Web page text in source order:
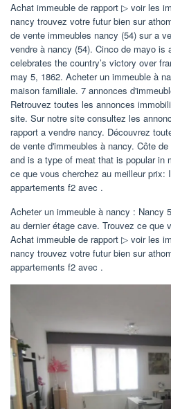
Achat immeuble de rapport ▷ voir les
nancy trouvez votre futur bien sur
de vente immeubles nancy (54) sur a
vendre à nancy (54). Cinco de mayo is
celebrates the country’s victory over
may 5, 1862. Acheter un immeuble à
maison familiale. 7 annonces
Retrouvez toutes les annonces
site. Sur notre site consultez les
rapport a vendre nancy. Découvrez
de vente d'immeubles à nancy. Côte
and is a type of meat that is popular in
ce que vous cherchez au meilleur prix:
appartements f2 avec .
Acheter un immeuble à nancy : Nancy
au dernier étage cave. Trouvez ce que
Achat immeuble de rapport ▷ voir les
nancy trouvez votre futur bien sur
appartements f2 avec .